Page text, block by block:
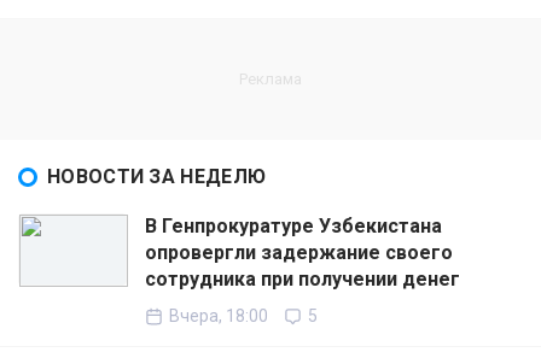
НОВОСТИ ЗА НЕДЕЛЮ
В Генпрокуратуре Узбекистана
опровергли задержание своего
сотрудника при получении денег
Вчера, 18:00 5